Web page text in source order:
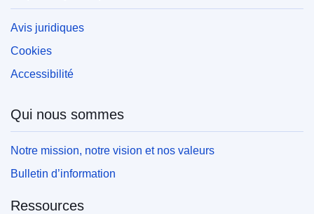
Avis juridiques
Cookies
Accessibilité
Qui nous sommes
Notre mission, notre vision et nos valeurs
Bulletin d’information
Ressources